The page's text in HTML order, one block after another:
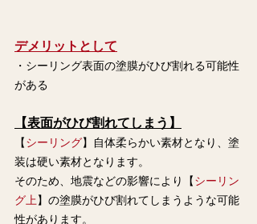
デメリットとして
・シーリング表面の塗膜がひび割れる可能性
がある
【表面がひび割れてしまう】
【シーリング】自体柔らかい素材となり、塗
装は硬い素材となります。
そのため、地震などの影響により【シーリン
グ上】の塗膜がひび割れてしまうような可能
性があります。